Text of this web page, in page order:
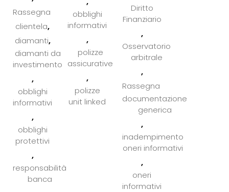
Rassegna
clientela,
diamanti,
diamanti da
investimento
,
obblighi
informativi
,
obblighi
protettivi
,
responsabilità
banca
obblighi
informativi
,
polizze
assicurative
,
polizze
unit linked
Diritto
Finanziario
,
Osservatorio
arbitrale
,
Rassegna
documentazione
generica
,
inadempimento
oneri informativi
,
oneri
informativi